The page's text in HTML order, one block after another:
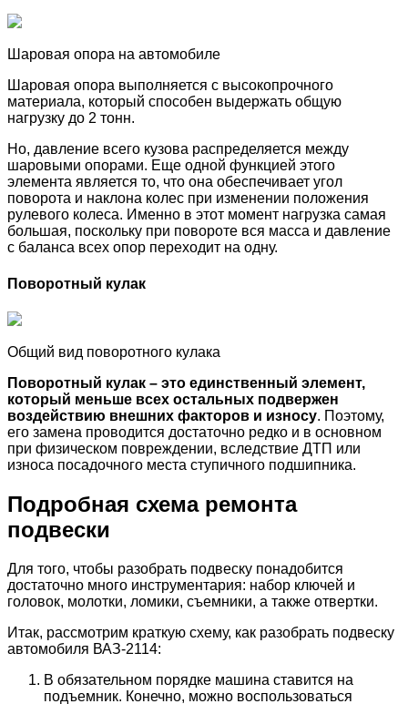
Шаровая опора на автомобиле
Шаровая опора выполняется с высокопрочного
материала, который способен выдержать общую
нагрузку до 2 тонн.
Но, давление всего кузова распределяется между
шаровыми опорами. Еще одной функцией этого
элемента является то, что она обеспечивает угол
поворота и наклона колес при изменении положения
рулевого колеса. Именно в этот момент нагрузка самая
большая, поскольку при повороте вся масса и давление
с баланса всех опор переходит на одну.
Поворотный кулак
Общий вид поворотного кулака
Поворотный кулак – это единственный элемент,
который меньше всех остальных подвержен
воздействию внешних факторов и износу. Поэтому,
его замена проводится достаточно редко и в основном
при физическом повреждении, вследствие ДТП или
износа посадочного места ступичного подшипника.
Подробная схема ремонта
подвески
Для того, чтобы разобрать подвеску понадобится
достаточно много инструментария: набор ключей и
головок, молотки, ломики, съемники, а также отвертки.
Итак, рассмотрим краткую схему, как разобрать подвеску
автомобиля ВАЗ-2114:
В обязательном порядке машина ставится на
подъемник. Конечно, можно воспользоваться